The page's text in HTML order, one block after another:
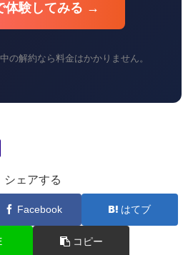
体験してみる →
の解約なら料金はかかりません。
シェアする
Facebook はてブ
コピー